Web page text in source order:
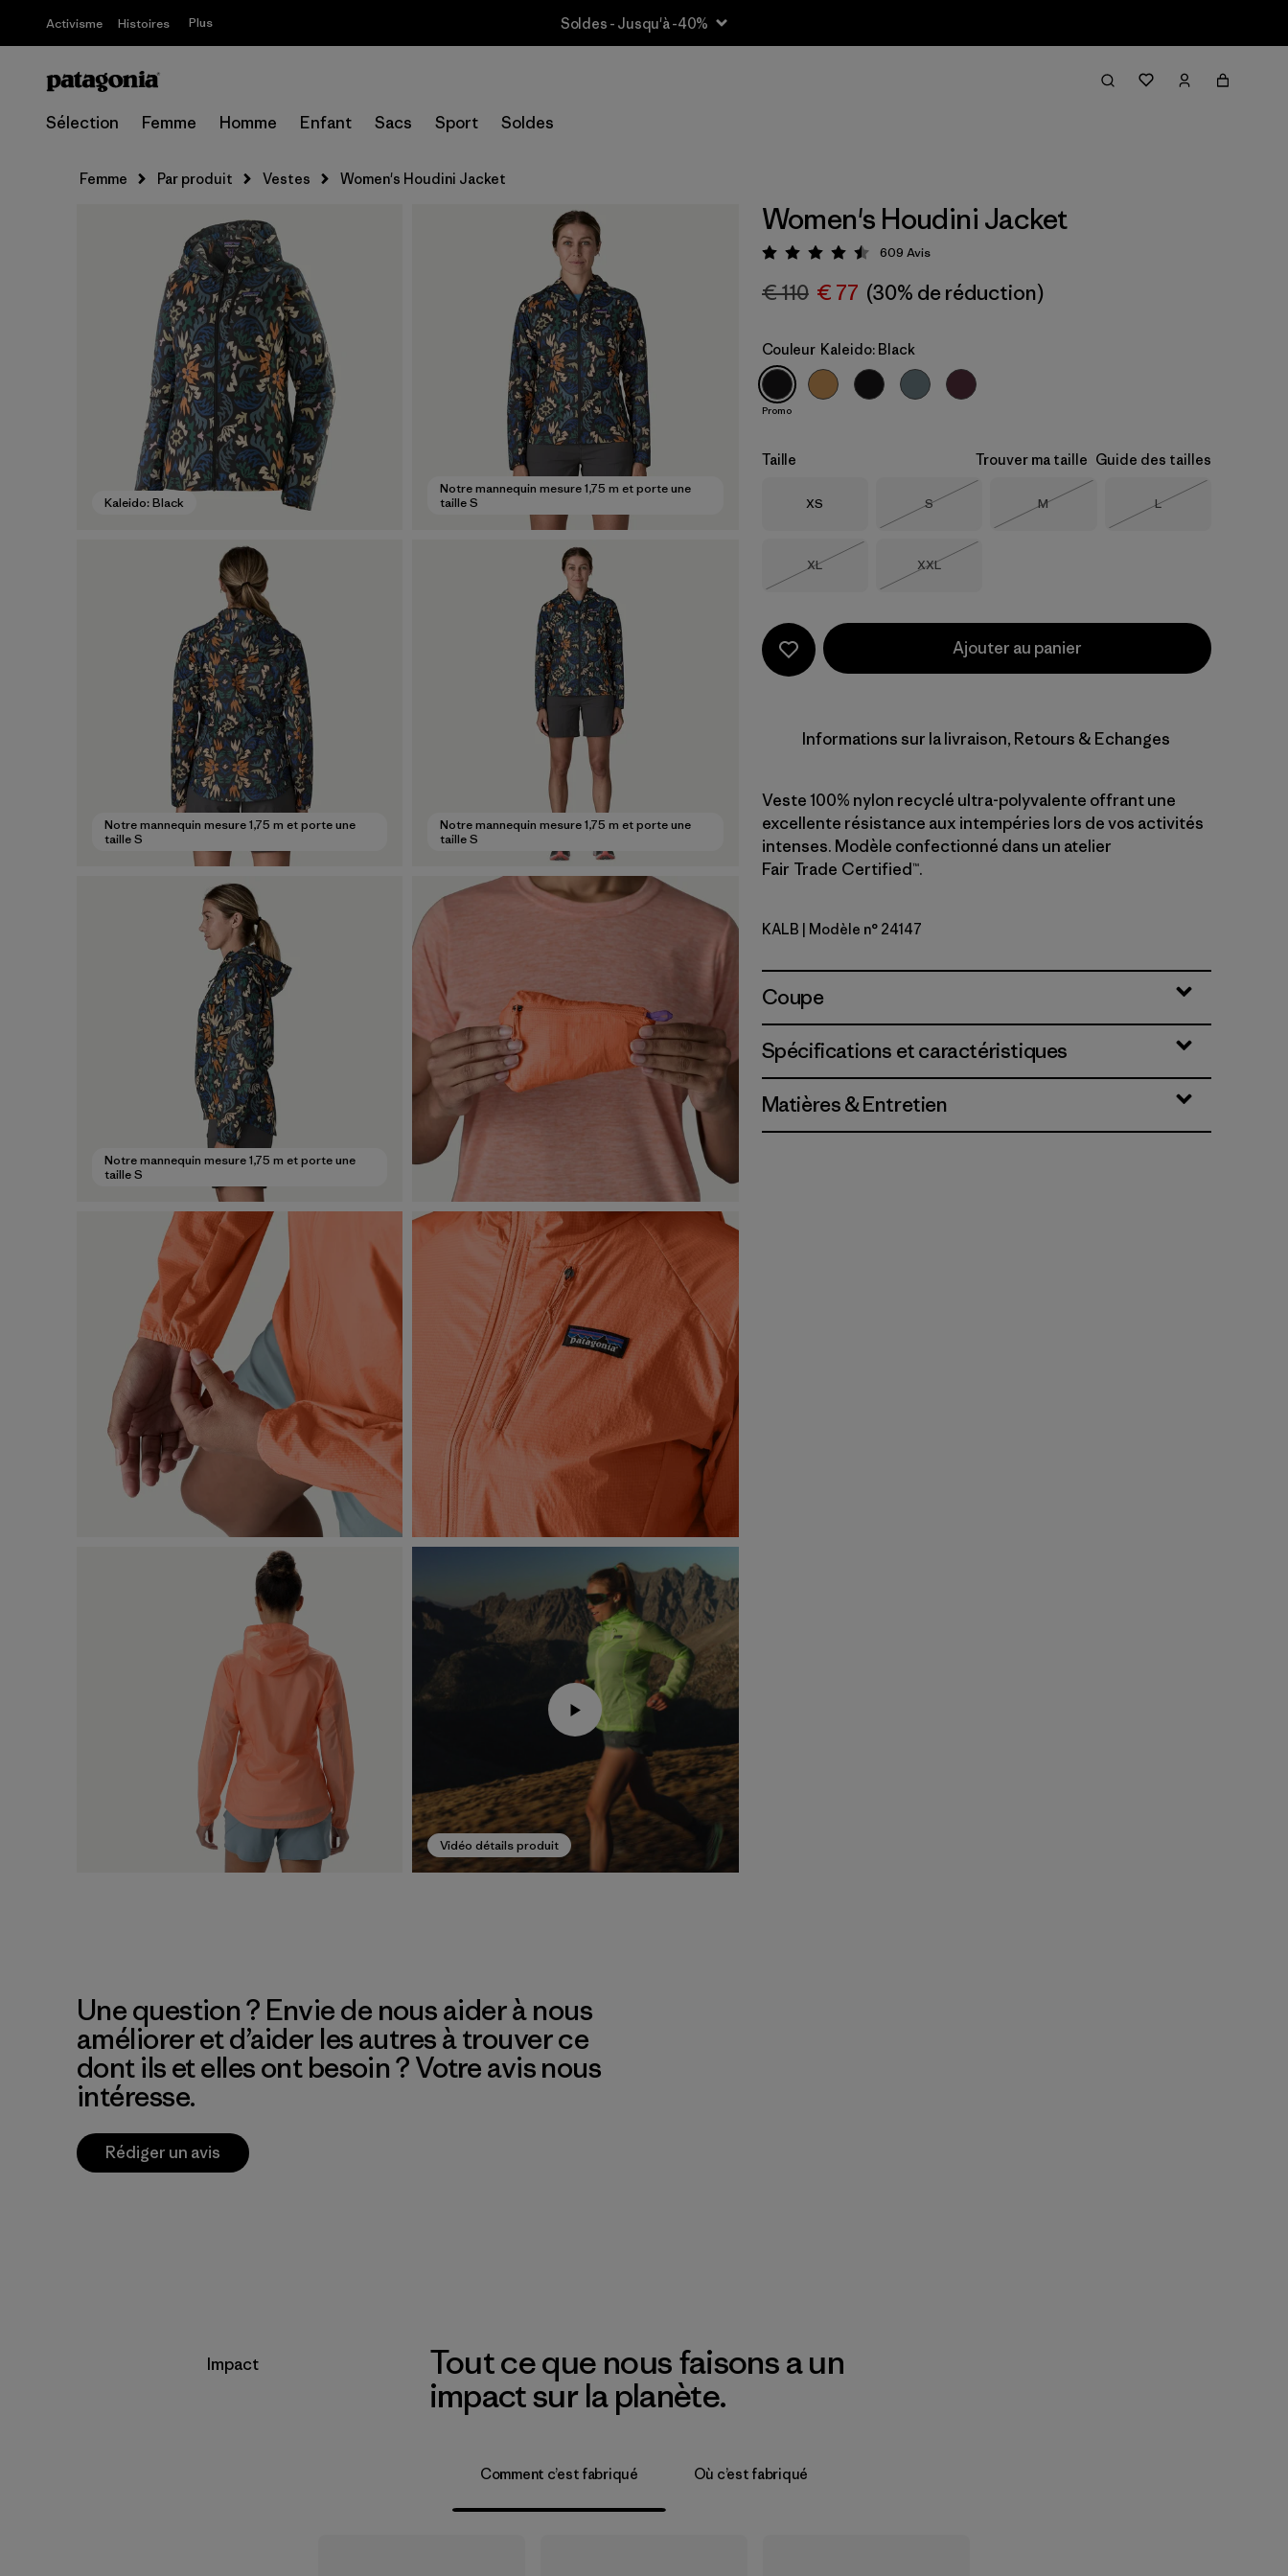
Activisme Histoires Plus Soldes - Jusqu'à -40%
Sélection Femme Homme Enfant Sacs Sport Soldes
Femme Par produit Vestes Women's Houdini Jacket
Kaleido: Black
Notre mannequin mesure 1,75 m et porte une
taille S
Notre mannequin mesure 1,75 m et porte une
taille S
Notre mannequin mesure 1,75 m et porte une
taille S
Notre mannequin mesure 1,75 m et porte une
taille S
Vidéo détails produit
Women's Houdini Jacket
Évaluation: 4.5 / 5
609 Avis
€ 110 € 77 (30% de réduction)
Couleur Kaleido: Black
Promo
Taille Trouver ma taille Guide des tailles
Taille
XS Taille
S
Taille
M
Taille
L
Taille
XL
Taille
XXL
Ajouter au panier
Informations sur la livraison, Retours & Echanges
Veste 100% nylon recyclé ultra-polyvalente offrant une
excellente résistance aux intempéries lors de vos activités
intenses. Modèle confectionné dans un atelier
Fair Trade Certified™.
Kaleido: Black
KALB | Modèle n° 24147
Coupe
Spécifications et caractéristiques
Matières & Entretien
Une question ? Envie de nous aider à nous
améliorer et d’aider les autres à trouver ce
dont ils et elles ont besoin ? Votre avis nous
intéresse.
Rédiger un avis
Impact
Tout ce que nous faisons a un
impact sur la planète.
Comment c’est fabriqué Où c’est fabriqué